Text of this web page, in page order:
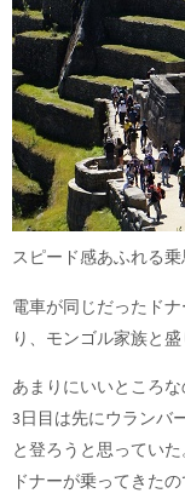
スピード感あふれる
電車が同じだったド
り、モンゴル家族と盛
あまりにいいところ
3日目は先にウランバ
と登ろうと思ってい
ドナーが乗ってきた